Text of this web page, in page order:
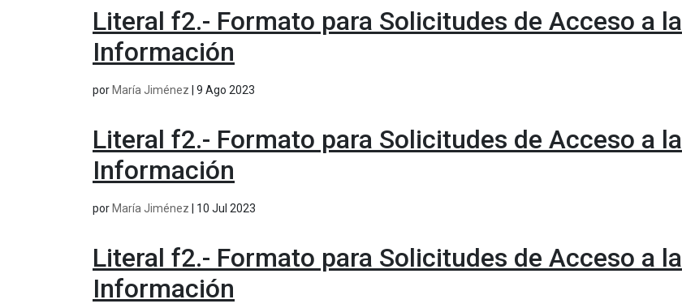
Literal f2.- Formato para Solicitudes de Acceso a la
Información
por María Jiménez 9 Ago 2023
Literal f2.- Formato para Solicitudes de Acceso a la
Información
por María Jiménez 10 Jul 2023
Literal f2.- Formato para Solicitudes de Acceso a la
Información